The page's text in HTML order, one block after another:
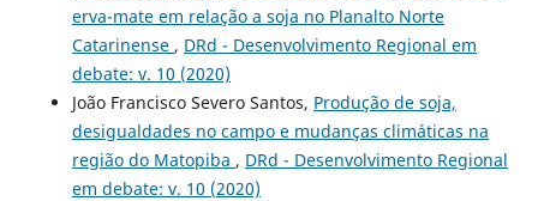
erva-mate em relação a soja no Planalto Norte
Catarinense , DRd - Desenvolvimento Regional em
debate: v. 10 (2020)
João Francisco Severo Santos, Produção de soja,
desigualdades no campo e mudanças climáticas na
região do Matopiba , DRd - Desenvolvimento Regional
em debate: v. 10 (2020)